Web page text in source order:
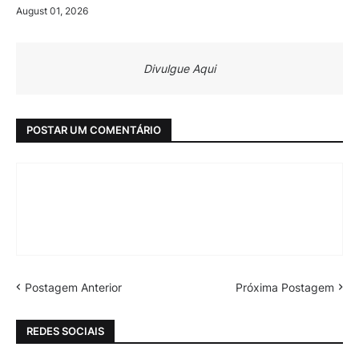
August 01, 2026
Divulgue Aqui
POSTAR UM COMENTÁRIO
Postagem Anterior Próxima Postagem
REDES SOCIAIS